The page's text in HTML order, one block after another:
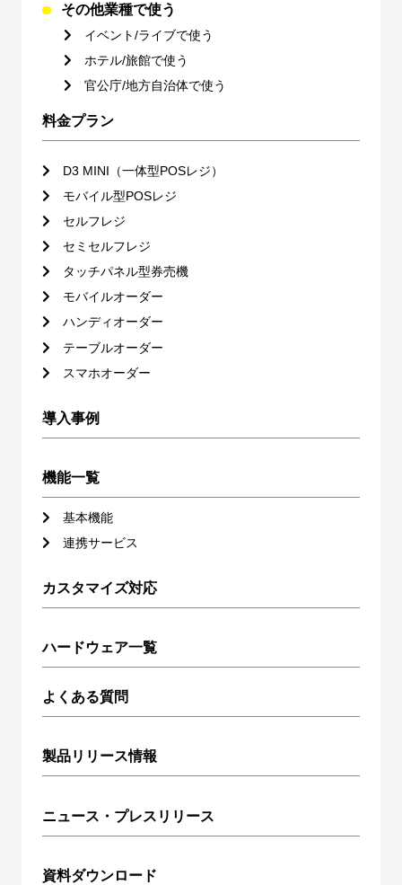
その他業種で使う
イベント/ライブで使う
ホテル/旅館で使う
官公庁/地方自治体で使う
料金プラン
D3 MINI（一体型POSレジ）
モバイル型POSレジ
セルフレジ
セミセルフレジ
タッチパネル型券売機
モバイルオーダー
ハンディオーダー
テーブルオーダー
スマホオーダー
導入事例
機能一覧
基本機能
連携サービス
カスタマイズ対応
ハードウェア一覧
よくある質問
製品リリース情報
ニュース・プレスリリース
資料ダウンロード